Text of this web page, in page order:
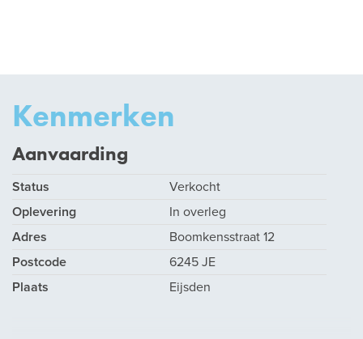
Kenmerken
Aanvaarding
Status
Verkocht
Oplevering
In overleg
Adres
Boomkensstraat 12
Postcode
6245 JE
Plaats
Eijsden